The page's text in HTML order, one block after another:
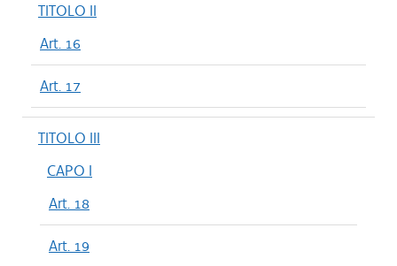
TITOLO II
Art. 16
Art. 17
TITOLO III
CAPO I
Art. 18
Art. 19